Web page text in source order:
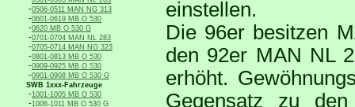
-0506-0511 MAN NG 313
-0601-0619 MB O 530
-0620 MB O 530 G
-0701-0704 MAN NL 283
-0705-0714 MAN NG 323
-0801-0813 MB O 530
-0909-0925 MB O 530
-0901-0908 MB O 530 G
SWB 1xxx-Fahrzeuge
-1001-1005 MB O 530
-1006-1011 MB O 530 G
einstellen.
Die 96er besitzen
den 92er MAN NL
erhöht.
Gegensatz zu